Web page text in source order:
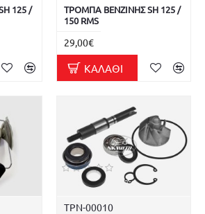
125 /
ΤΡΟΜΠΑ ΒΕΝΖΙΝΗΣ SH 125 /
150 RMS
29,00€
ΚΑΛΆΘΙ
ΤΡΝ-00010